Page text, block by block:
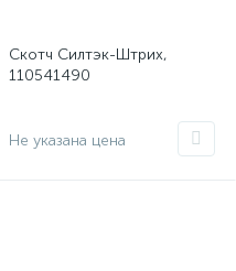
Скотч Силтэк-Штрих,
110541490
Не указана цена